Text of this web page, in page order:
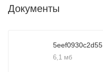
Документы
5eef0930c2d55
6,1 мб